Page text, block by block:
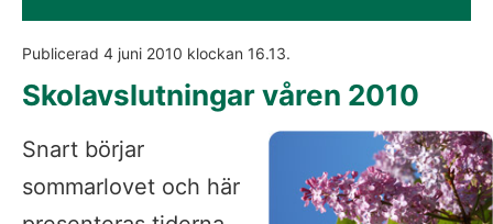
Publicerad 4 juni 2010 klockan 16.13.
Skolavslutningar våren 2010
Snart börjar
sommarlovet och här